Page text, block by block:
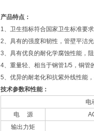
产品特点：
1、卫生指标符合国家卫生标准要
2、具有的强度和韧性，管壁平洁
3、具有优良的耐化学腐蚀性能，阻
4、重量轻、相当于钢管1/5，铜管
5、优异的耐老化和抗紫外线性能
技术参数和性能：
电
电 源
输出力矩